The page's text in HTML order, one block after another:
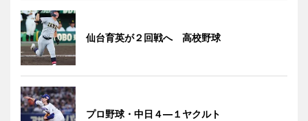
仙台育英が２回戦へ 高校野球
プロ野球・中日４―１ヤクルト